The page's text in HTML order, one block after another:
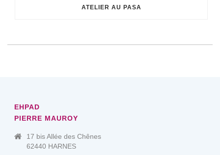
ATELIER AU PASA
EHPAD
PIERRE MAUROY
17 bis Allée des Chênes
62440 HARNES